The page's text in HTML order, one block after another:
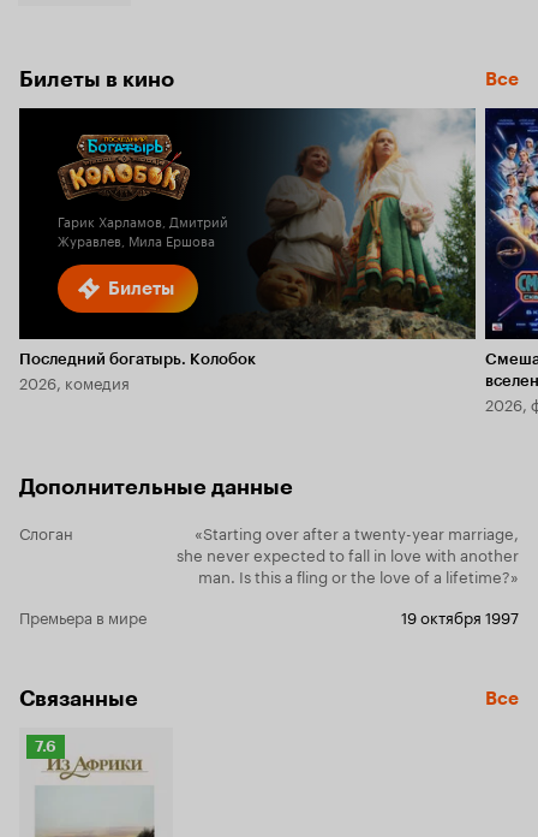
Билеты в кино Все
Билеты
Гарик Харламов, Дмитрий
Журавлев, Мила Ершова
Последний богатырь. Колобок
2026, комедия
2026,
Дополнительные данные
Слоган
«Starting over after a twenty-year marriage,
she never expected to fall in love with another
man. Is this a fling or the love of a lifetime?»
Премьера в мире
19 октября 1997
Связанные Все
Рейтинг
Кинопоиска
7.6